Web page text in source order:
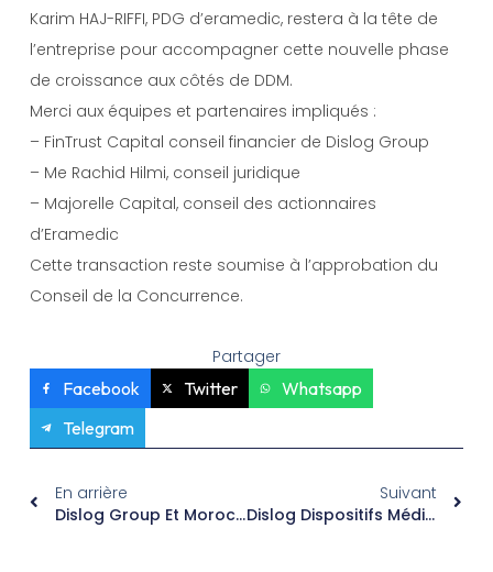
Karim HAJ-RIFFI, PDG d’eramedic, restera à la tête de
l’entreprise pour accompagner cette nouvelle phase
de croissance aux côtés de DDM.
Merci aux équipes et partenaires impliqués :
– FinTrust Capital conseil financier de Dislog Group
– Me Rachid Hilmi, conseil juridique
– Majorelle Capital, conseil des actionnaires
d’Eramedic
Cette transaction reste soumise à l’approbation du
Conseil de la Concurrence.
Partager
Facebook
Twitter
Whatsapp
Telegram
En arrière
Dislog Group Et Morocco’s 40 Under 40 Unissent Leurs Forces
Suivant
Dislog Dispositifs Médicaux Lève 400 Millions De DH Auprès De Mediterrania Capital Partners